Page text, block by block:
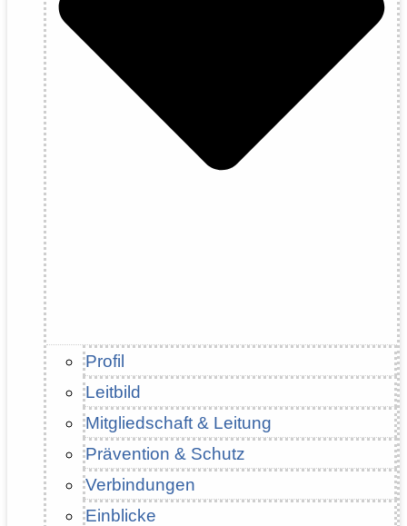
Profil
Leitbild
Mitgliedschaft & Leitung
Prävention & Schutz
Verbindungen
Einblicke